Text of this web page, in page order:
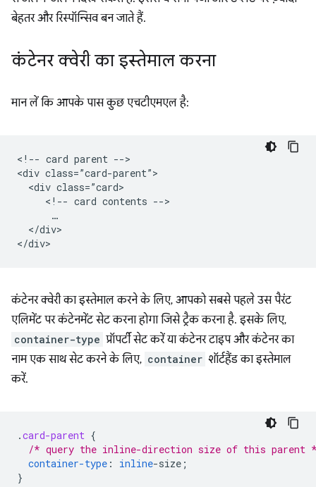
बेहतर और रिस्पॉन्सिव बन जाते हैं.
कंटेनर क्वेरी का इस्तेमाल करना
मान लें कि आपके पास कुछ एचटीएमएल है:
<!-- card parent -->
<div class=”card-parent”>
  <div class=”card>
     <!-- card contents -->
      …
  </div>
कंटेनर क्वेरी का इस्तेमाल करने के लिए, आपको सबसे पहले उस पैरंट
एलिमेंट पर कंटेनमेंट सेट करना होगा जिसे ट्रैक करना है. इसके लिए,
container-type प्रॉपर्टी सेट करें या कंटेनर टाइप और कंटेनर का
नाम एक साथ सेट करने के लिए, container शॉर्टहैंड का इस्तेमाल
करें.
.card-parent {
/* query the inline-direction size of this parent
container-type : inline-size ;
}